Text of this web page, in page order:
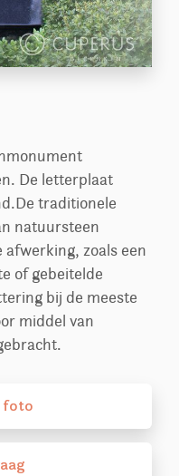
De letterplaat
traditionele
natuursteen
zoals een
of gebeitelde
bij de meeste
middel van
foto